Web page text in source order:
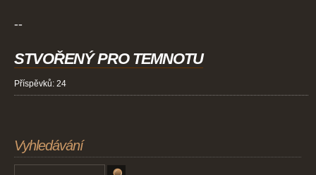
--
STVOŘENÝ PRO TEMNOTU
Příspěvků: 24
Vyhledávání